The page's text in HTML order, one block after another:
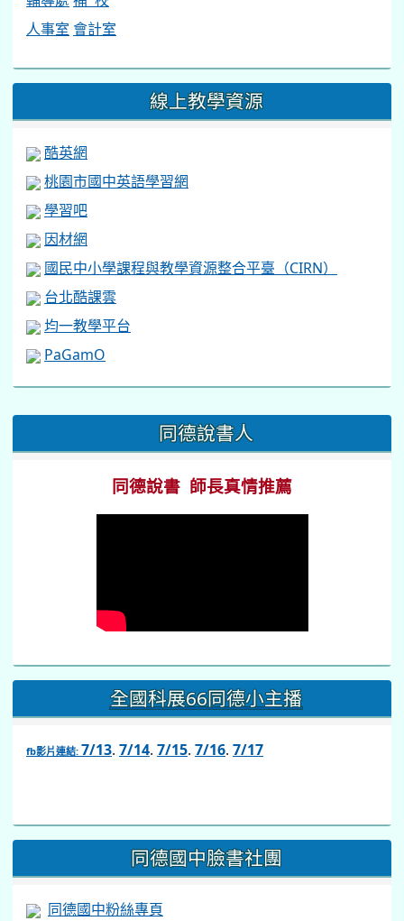
人事室 會計室
線上教學資源
酷英網
桃園市國中英語學習網
學習吧
因材網
國民中小學課程與教學資源整合平臺（CIRN）
台北酷課雲
均一教學平台
PaGamO
::: 同德說書人
同德說書 師長真情推薦
全國科展66同德小主播
fb影片連結: 7/13. 7/14. 7/15. 7/16. 7/17
https://www.facebook.com/share/v/1BsLSkstia/
同德國中臉書社團
同德國中粉絲專頁